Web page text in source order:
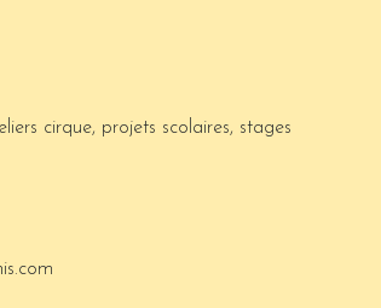
cirque, projets scolaires, stages